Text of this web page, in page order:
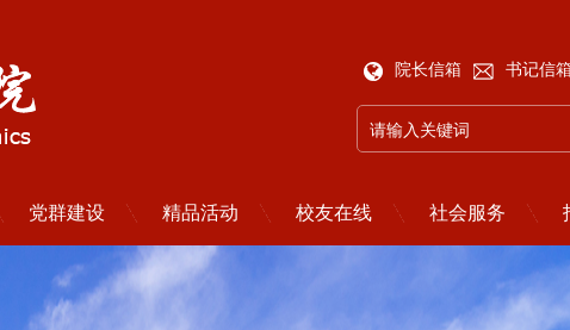
院长信箱 书记信
党群建设 精品活动 校友在线 社会服务